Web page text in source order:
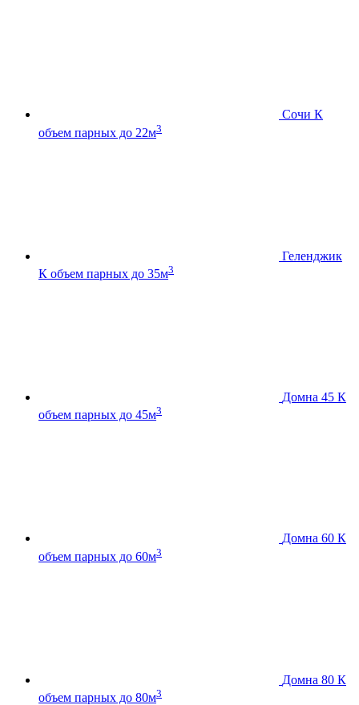
Сочи К
объем парных до 22м3
Геленджик
К объем парных до 35м3
Домна 45 К
объем парных до 45м3
Домна 60 К
объем парных до 60м3
Домна 80 К
объем парных до 80м3